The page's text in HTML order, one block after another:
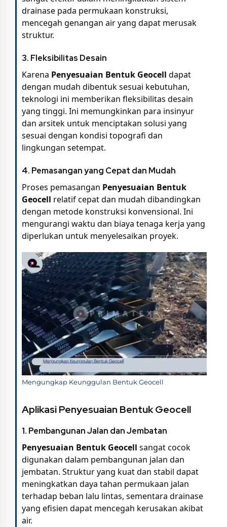
drainase pada permukaan konstruksi,
mencegah genangan air yang dapat merusak
struktur.
3. Fleksibilitas Desain
Karena Penyesuaian Bentuk Geocell dapat
dengan mudah dibentuk sesuai kebutuhan,
teknologi ini memberikan fleksibilitas desain
yang tinggi. Ini memungkinkan para insinyur
dan arsitek untuk menciptakan solusi yang
sesuai dengan kondisi topografi dan
lingkungan setempat.
4. Pemasangan yang Cepat dan Mudah
Proses pemasangan Penyesuaian Bentuk
Geocell relatif cepat dan mudah dibandingkan
dengan metode konstruksi konvensional. Ini
mengurangi waktu dan biaya tenaga kerja yang
diperlukan untuk menyelesaikan proyek.
Mengungkap Keunggulan Bentuk Geocell
Aplikasi Penyesuaian Bentuk Geocell
1. Pembangunan Jalan dan Jembatan
Penyesuaian Bentuk Geocell sangat cocok
digunakan dalam pembangunan jalan dan
jembatan. Struktur yang kuat dan stabil dapat
meningkatkan daya tahan permukaan jalan
terhadap beban lalu lintas, sementara drainase
yang efisien dapat mencegah kerusakan akibat
air.